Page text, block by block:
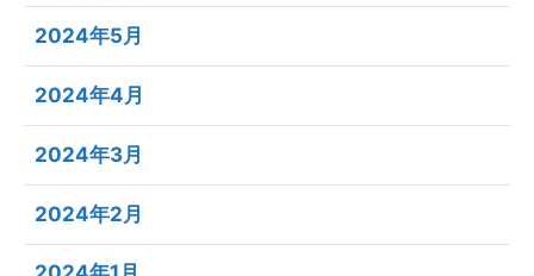
2024年5月
2024年4月
2024年3月
2024年2月